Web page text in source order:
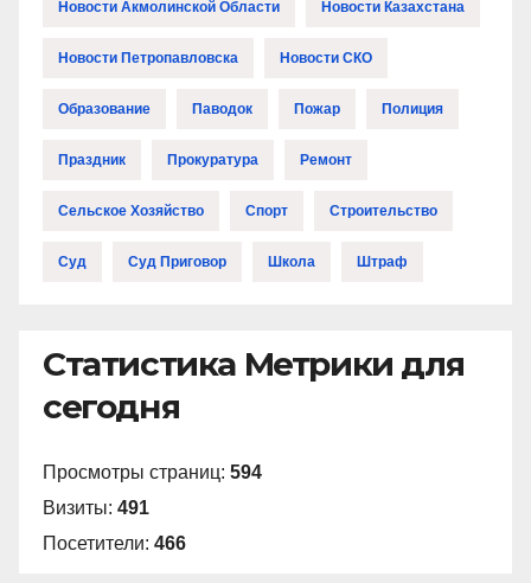
Новости Акмолинской Области Новости Казахстана
Новости Петропавловска Новости СКО
Образование Паводок Пожар Полиция
Праздник Прокуратура Ремонт
Сельское Хозяйство Спорт Строительство
Суд Суд Приговор Школа Штраф
Статистика Метрики для
сегодня
Просмотры страниц: 594
Визиты: 491
Посетители: 466